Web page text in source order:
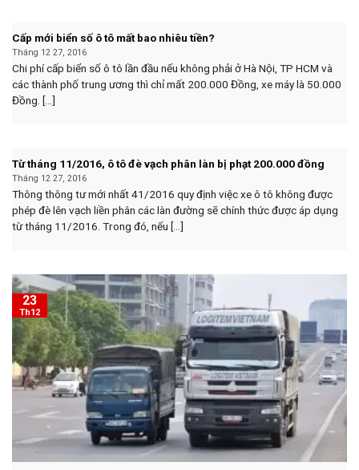
Cấp mới biển số ô tô mất bao nhiêu tiền?
Tháng 12 27, 2016
Chi phí cấp biển số ô tô lần đầu nếu không phải ở Hà Nội, TP HCM và
các thành phố trung ương thì chỉ mất 200.000 Đồng, xe máy là 50.000
Đồng. [...]
Từ tháng 11/2016, ô tô đè vạch phân làn bị phạt 200.000 đồng
Tháng 12 27, 2016
Thông thông tư mới nhất 41/2016 quy định việc xe ô tô không được
phép đè lên vạch liền phân các làn đường sẽ chính thức được áp dụng
từ tháng 11/2016. Trong đó, nếu [...]
23
Th12